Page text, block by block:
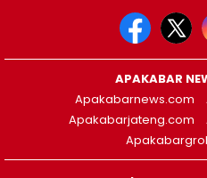
APAKABAR
Apakabarnews.com
Apakabarjateng.com